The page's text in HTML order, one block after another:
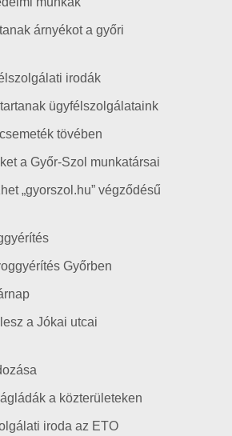
árnyékot a győri
irodák
ügyfélszolgálataink
tövében
a Győr-Szol munkatársai
„gyorszol.hu” végződésű
Győrben
a Jókai utcai
a közterületeken
iroda az ETO